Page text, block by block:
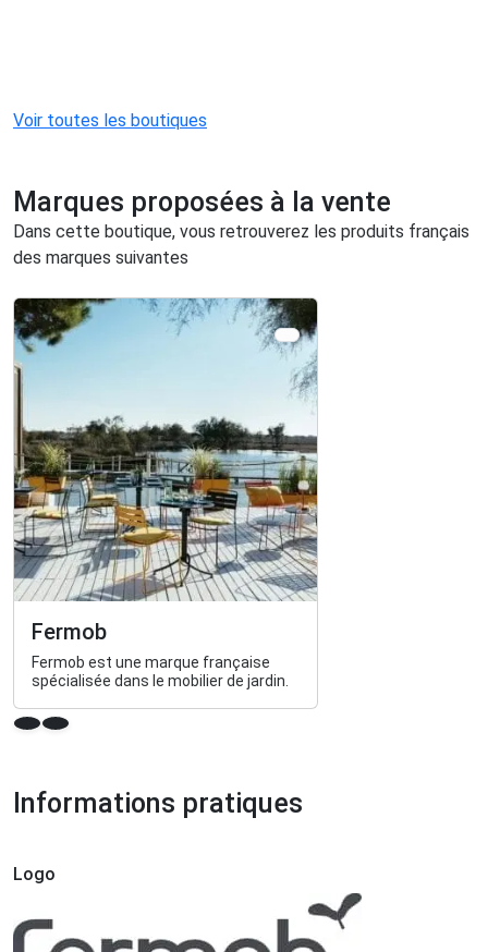
Voir toutes les boutiques
Marques proposées à la vente
Dans cette boutique, vous retrouverez les produits français
des marques suivantes
Fermob
Fermob est une marque française
spécialisée dans le mobilier de jardin.
Informations pratiques
Logo